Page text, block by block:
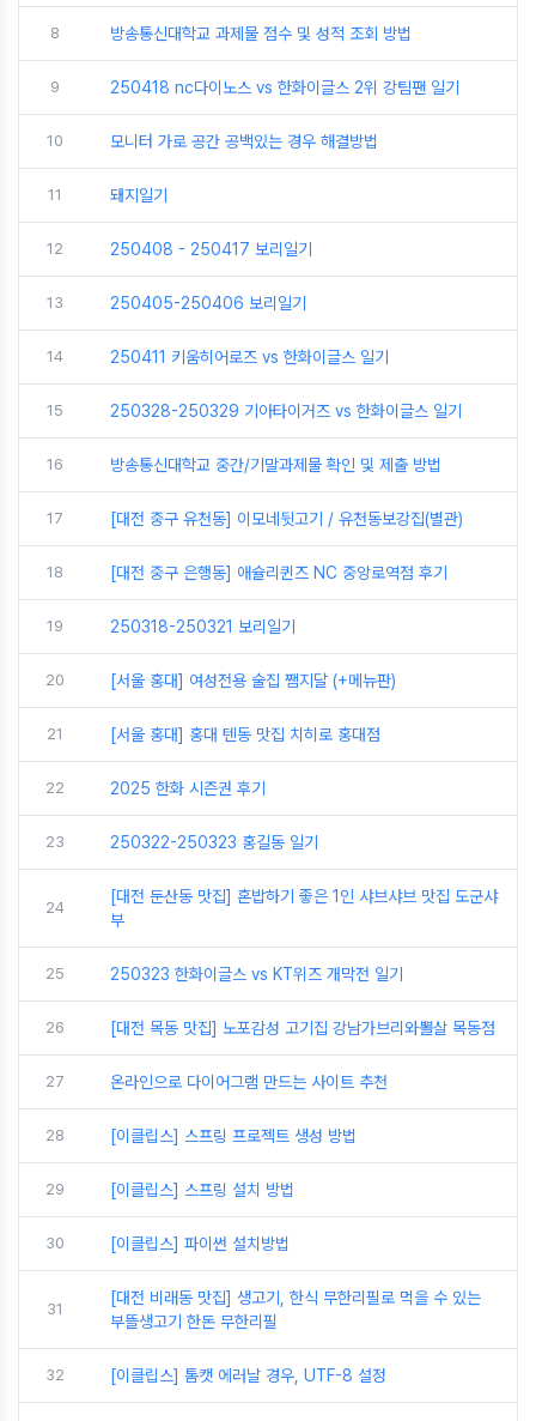
8 방송통신대학교 과제물 점수 및 성적 조회 방법
9 250418 nc다이노스 vs 한화이글스 2위 강팀팬 일기
10 모니터 가로 공간 공백있는 경우 해결방법
11 돼지일기
12 250408 - 250417 보리일기
13 250405-250406 보리일기
14 250411 키움히어로즈 vs 한화이글스 일기
15 250328-250329 기아타이거즈 vs 한화이글스 일기
16 방송통신대학교 중간/기말과제물 확인 및 제출 방법
17 [대전 중구 유천동] 이모네뒷고기 / 유천동보강집(별관)
18 [대전 중구 은행동] 애슐리퀸즈 NC 중앙로역점 후기
19 250318-250321 보리일기
20 [서울 홍대] 여성전용 술집 쨈지달 (+메뉴판)
21 [서울 홍대] 홍대 텐동 맛집 치히로 홍대점
22 2025 한화 시즌권 후기
23 250322-250323 홍길동 일기
24
[대전 둔산동 맛집] 혼밥하기 좋은 1인 샤브샤브 맛집 도군샤
부
25 250323 한화이글스 vs KT위즈 개막전 일기
26 [대전 목동 맛집] 노포감성 고기집 강남가브리와뽈살 목동점
27 온라인으로 다이어그램 만드는 사이트 추천
28 [이클립스] 스프링 프로젝트 생성 방법
29 [이클립스] 스프링 설치 방법
30 [이클립스] 파이썬 설치방법
31
[대전 비래동 맛집] 생고기, 한식 무한리필로 먹을 수 있는
부뜰생고기 한돈 무한리필
32 [이클립스] 톰캣 에러날 경우, UTF-8 설정